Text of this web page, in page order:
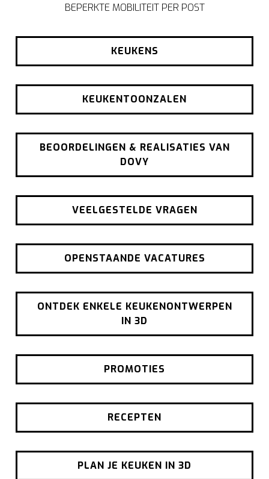
BEPERKTE MOBILITEIT PER POST
KEUKENS
KEUKENTOONZALEN
BEOORDELINGEN & REALISATIES VAN
DOVY
VEELGESTELDE VRAGEN
OPENSTAANDE VACATURES
ONTDEK ENKELE KEUKENONTWERPEN
IN 3D
PROMOTIES
RECEPTEN
PLAN JE KEUKEN IN 3D